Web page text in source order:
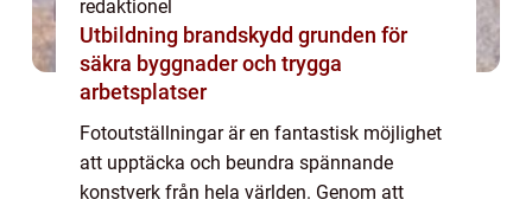
redaktionel
Utbildning brandskydd grunden för
säkra byggnader och trygga
arbetsplatser
Fotoutställningar är en fantastisk möjlighet
att upptäcka och beundra spännande
konstverk från hela världen. Genom att